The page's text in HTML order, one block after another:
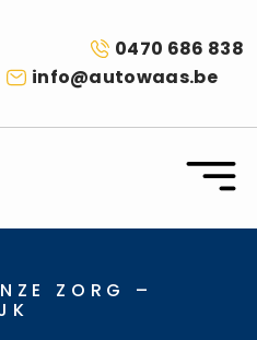
0470 686 838
info@autowaas.be
ZORG –